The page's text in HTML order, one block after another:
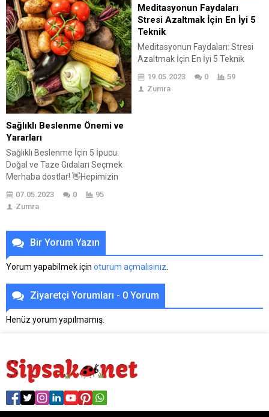
Sağlıklı Beslenme Önemi ve
Yararları
Sağlıklı Beslenme İçin 5 İpucu:
Doğal ve Taze Gıdaları Seçmek
Merhaba dostlar! 👋Hepimizin
hayatında önemli bir yer tutan bir
konuya değiniyoruz: Sağlıklı
beslenme! 🥗🍎 Evet, doğru
yaşam sürdürmek istiyorsanız,
doğru beslenme alışkanlıkları
edinmek şart. ✨Biliyorum, bazen
yoğun hayat temposunda sağlıklı
seçimler yapmak zor olabiliyor
ama...
07.05.2023 0
95
Zumra
Meditasyonun Faydaları
Stresi Azaltmak İçin En İyi 5
Teknik
Meditasyonun Faydaları: Stresi
Azaltmak İçin En İyi 5 Teknik
Günümüzün hızlı ve stresli
yaşamında hepimiz bazen
zorlanıyoruz, değil mi? İşte
19.05.2023 0
59
Zumra
Bir Yorum Yazın
Yorum yapabilmek için oturum açmalısınız.
Ziyaretçi Yorumları - 0 Yorum
Henüz yorum yapılmamış.